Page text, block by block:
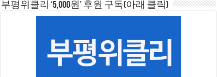
부평위클리 ‘5,000원’ 후원 구독(아래 클릭)